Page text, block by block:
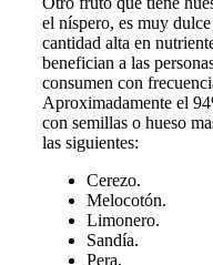
el níspero, es muy
cantidad alta en
benefician a las
consumen con
Aproximadamente el
con semillas o hueso
las siguientes:
Cerezo.
Melocotón.
Limonero.
Sandía.
Pera.